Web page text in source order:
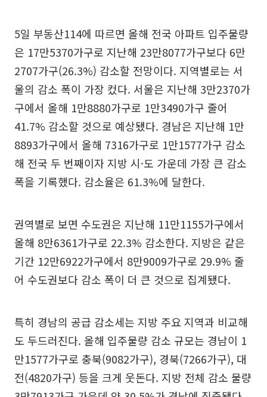
5일 부동산114에 따르면 올해 전국 아파트 입주물량
은 17만5370가구로 지난해 23만8077가구보다 6만
2707가구(26.3%) 감소할 전망이다. 지역별로는 서
울의 감소 폭이 가장 컸다. 서울은 지난해 3만2370가
구에서 올해 1만8880가구로 1만3490가구 줄어
41.7% 감소할 것으로 예상됐다. 경남은 지난해 1만
8893가구에서 올해 7316가구로 1만1577가구 감소
해 전국 두 번째이자 지방 시·도 가운데 가장 큰 감소
폭을 기록했다. 감소율은 61.3%에 달한다.
권역별로 보면 수도권은 지난해 11만1155가구에서
올해 8만6361가구로 22.3% 감소한다. 지방은 같은
기간 12만6922가구에서 8만9009가구로 29.9% 줄
어 수도권보다 감소 폭이 더 큰 것으로 집계됐다.
특히 경남의 공급 감소세는 지방 주요 지역과 비교해
도 두드러진다. 올해 입주물량 감소 규모는 경남이 1
만1577가구로 충북(9082가구), 경북(7266가구), 대
전(4820가구) 등을 크게 웃돈다. 지방 전체 감소 물량